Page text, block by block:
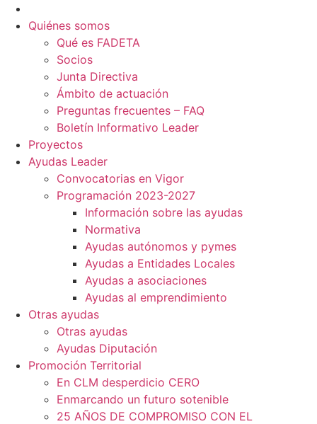
Quiénes somos
Qué es FADETA
Socios
Junta Directiva
Ámbito de actuación
Preguntas frecuentes – FAQ
Boletín Informativo Leader
Proyectos
Ayudas Leader
Convocatorias en Vigor
Programación 2023-2027
Información sobre las ayudas
Normativa
Ayudas autónomos y pymes
Ayudas a Entidades Locales
Ayudas a asociaciones
Ayudas al emprendimiento
Otras ayudas
Otras ayudas
Ayudas Diputación
Promoción Territorial
En CLM desperdicio CERO
Enmarcando un futuro sotenible
25 AÑOS DE COMPROMISO CON EL